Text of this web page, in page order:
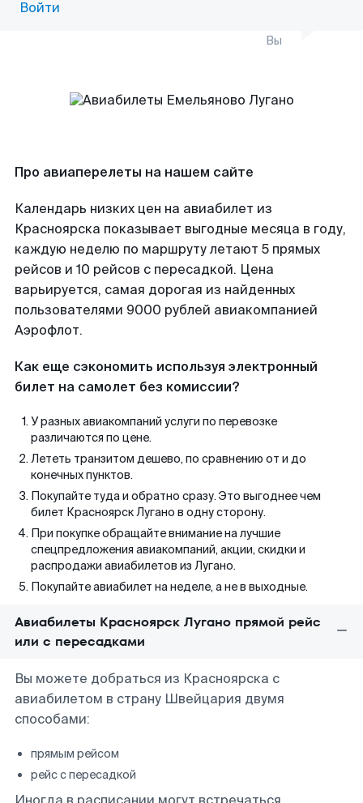
Войти
Вы
Про авиаперелеты на нашем сайте
Календарь низких цен на авиабилет из
Красноярска показывает выгодные месяца в году,
каждую неделю по маршруту летают 5 прямых
рейсов и 10 рейсов с пересадкой. Цена
варьируется, самая дорогая из найденных
пользователями 9000 рублей авиакомпанией
Аэрофлот.
Как еще сэкономить используя электронный
билет на самолет без комиссии?
У разных авиакомпаний услуги по перевозке
различаются по цене.
Лететь транзитом дешево, по сравнению от и до
конечных пунктов.
Покупайте туда и обратно сразу. Это выгоднее чем
билет Красноярск Лугано в одну сторону.
При покупке обращайте внимание на лучшие
спецпредложения авиакомпаний, акции, скидки и
распродажи авиабилетов из Лугано.
Покупайте авиабилет на неделе, а не в выходные.
Авиабилеты Красноярск Лугано прямой рейс
или с пересадками
Вы можете добраться из Красноярска с
авиабилетом в страну Швейцария двумя
способами:
прямым рейсом
рейс с пересадкой